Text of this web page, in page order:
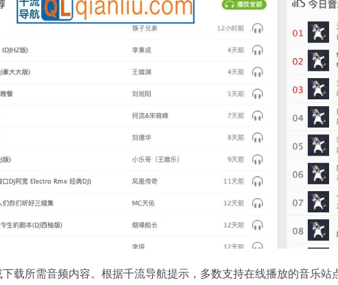
下载所需音频内容。根据千流导航提示，多数支持在线播放的音乐